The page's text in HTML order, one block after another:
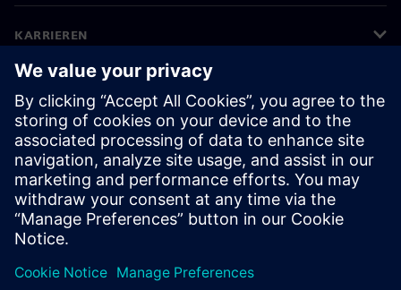
KARRIEREN
©Siemens 2026
Impressum
Datenschutz
Cookie-Richtlinien
Nutzungsbedingungen